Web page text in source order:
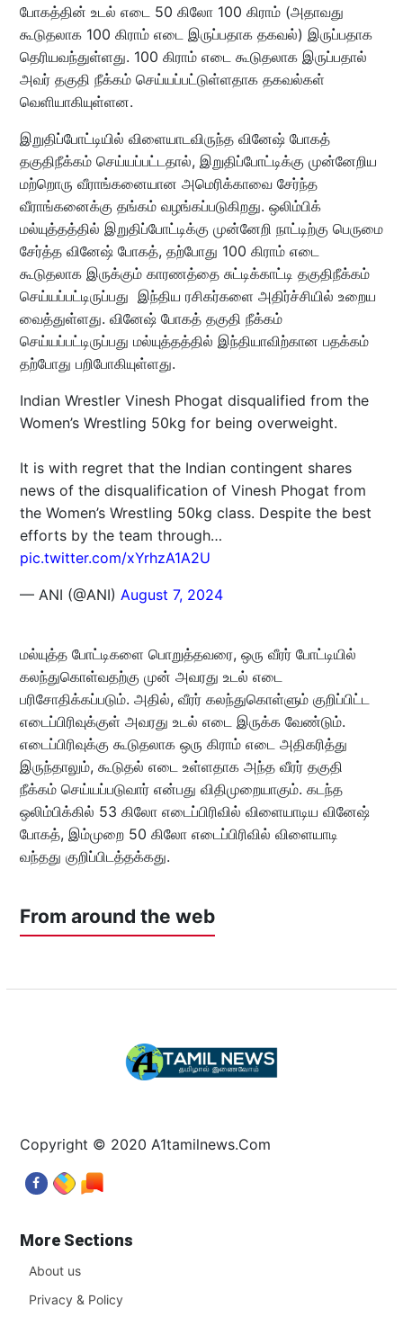
போகத்தின் உடல் எடை 50 கிலோ 100 கிராம் (அதாவது
கூடுதலாக 100 கிராம் எடை இருப்பதாக தகவல்) இருப்பதாக
தெரியவந்துள்ளது. 100 கிராம் எடை கூடுதலாக இருப்பதால்
அவர் தகுதி நீக்கம் செய்யப்பட்டுள்ளதாக தகவல்கள்
வெளியாகியுள்ளன.
இறுதிப்போட்டியில் விளையாடவிருந்த வினேஷ் போகத்
தகுதிநீக்கம் செய்யப்பட்டதால், இறுதிப்போட்டிக்கு முன்னேறிய
மற்றொரு வீராங்கனையான அமெரிக்காவை சேர்ந்த
வீராங்கனைக்கு தங்கம் வழங்கப்படுகிறது. ஒலிம்பிக்
மல்யுத்தத்தில் இறுதிப்போட்டிக்கு முன்னேறி நாட்டிற்கு பெருமை
சேர்த்த வினேஷ் போகத், தற்போது 100 கிராம் எடை
கூடுதலாக இருக்கும் காரணத்தை சுட்டிக்காட்டி தகுதிநீக்கம்
செய்யப்பட்டிருப்பது இந்திய ரசிகர்களை அதிர்ச்சியில் உறைய
வைத்துள்ளது. வினேஷ் போகத் தகுதி நீக்கம்
செய்யப்பட்டிருப்பது மல்யுத்தத்தில் இந்தியாவிற்கான பதக்கம்
தற்போது பறிபோகியுள்ளது.
Indian Wrestler Vinesh Phogat disqualified from the
Women’s Wrestling 50kg for being overweight.
It is with regret that the Indian contingent shares
news of the disqualification of Vinesh Phogat from
the Women’s Wrestling 50kg class. Despite the best
efforts by the team through…
pic.twitter.com/xYrhzA1A2U
— ANI (@ANI) August 7, 2024
மல்யுத்த போட்டிகளை பொறுத்தவரை, ஒரு வீரர் போட்டியில்
கலந்துகொள்வதற்கு முன் அவரது உடல் எடை
பரிசோதிக்கப்படும். அதில், வீரர் கலந்துகொள்ளும் குறிப்பிட்ட
எடைப்பிரிவுக்குள் அவரது உடல் எடை இருக்க வேண்டும்.
எடைப்பிரிவுக்கு கூடுதலாக ஒரு கிராம் எடை அதிகரித்து
இருந்தாலும், கூடுதல் எடை உள்ளதாக அந்த வீரர் தகுதி
நீக்கம் செய்யப்படுவார் என்பது விதிமுறையாகும். கடந்த
ஒலிம்பிக்கில் 53 கிலோ எடைப்பிரிவில் விளையாடிய வினேஷ்
போகத், இம்முறை 50 கிலோ எடைப்பிரிவில் விளையாடி
வந்தது குறிப்பிடத்தக்கது.
From around the web
Copyright © 2020 A1tamilnews.Com
More Sections
About us
Privacy & Policy